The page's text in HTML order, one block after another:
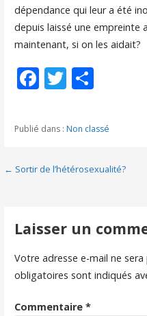
dépendance qui leur a été
depuis laissé une empreinte
maintenant, si on les aidait?
F
e
o
T
itt
P
ta
er
Publié dans : Non classé
Navigation
l’article
← Sortir de l’hétérosexualité?
Laisser un
Votre adresse e-mail ne sera
obligatoires sont indiqués
Commentaire *